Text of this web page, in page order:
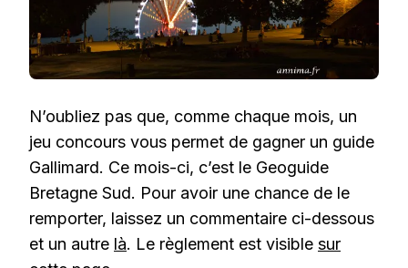
N’oubliez pas que, comme chaque mois, un
jeu concours vous permet de gagner un guide
Gallimard. Ce mois-ci, c’est le Geoguide
Bretagne Sud. Pour avoir une chance de le
remporter, laissez un commentaire ci-dessous
et un autre là. Le règlement est visible sur